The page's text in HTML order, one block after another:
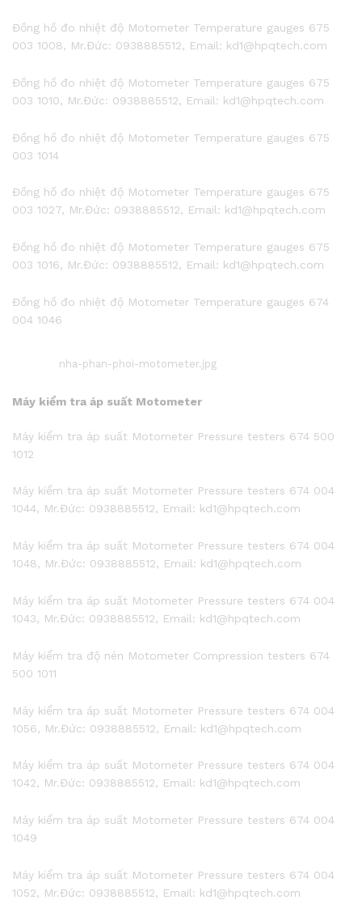
Đồng hồ đo nhiệt độ Motometer Temperature gauges 675
003 1008, Mr.Đức: 0938885512, Email: kd1@hpqtech.com
Đồng hồ đo nhiệt độ Motometer Temperature gauges 675
003 1010, Mr.Đức: 0938885512, Email: kd1@hpqtech.com
Đồng hồ đo nhiệt độ Motometer Temperature gauges 675
003 1014
Đồng hồ đo nhiệt độ Motometer Temperature gauges 675
003 1027, Mr.Đức: 0938885512, Email: kd1@hpqtech.com
Đồng hồ đo nhiệt độ Motometer Temperature gauges 675
003 1016, Mr.Đức: 0938885512, Email: kd1@hpqtech.com
Đồng hồ đo nhiệt độ Motometer Temperature gauges 674
004 1046
nha-phan-phoi-motometer.jpg
Máy kiểm tra áp suất Motometer
Máy kiểm tra áp suất Motometer Pressure testers 674 500
1012
Máy kiểm tra áp suất Motometer Pressure testers 674 004
1044, Mr.Đức: 0938885512, Email: kd1@hpqtech.com
Máy kiểm tra áp suất Motometer Pressure testers 674 004
1048, Mr.Đức: 0938885512, Email: kd1@hpqtech.com
Máy kiểm tra áp suất Motometer Pressure testers 674 004
1043, Mr.Đức: 0938885512, Email: kd1@hpqtech.com
Máy kiểm tra độ nén Motometer Compression testers 674
500 1011
Máy kiểm tra áp suất Motometer Pressure testers 674 004
1056, Mr.Đức: 0938885512, Email: kd1@hpqtech.com
Máy kiểm tra áp suất Motometer Pressure testers 674 004
1042, Mr.Đức: 0938885512, Email: kd1@hpqtech.com
Máy kiểm tra áp suất Motometer Pressure testers 674 004
1049
Máy kiểm tra áp suất Motometer Pressure testers 674 004
1052, Mr.Đức: 0938885512, Email: kd1@hpqtech.com